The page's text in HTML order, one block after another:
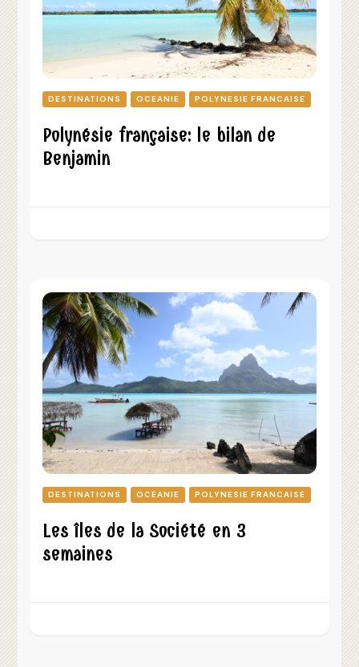
DESTINATIONS OCEANIE POLYNESIE FRANCAISE
Polynésie française: le bilan de
Benjamin
DESTINATIONS OCEANIE POLYNESIE FRANCAISE
Les îles de la Société en 3
semaines